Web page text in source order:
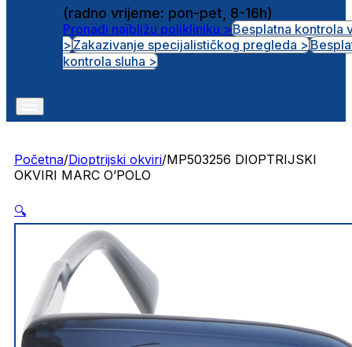
(radno vrijeme: pon-pet, 8-16h)
Pronađi najbližu polikliniku >Besplatna kontrola
>Zakazivanje specijalističkog pregleda >
kontrola sluha >
Početna/Dioptrijski okviri/MP503256 DIOPTRIJSKI
OKVIRI MARC O’POLO
🔍